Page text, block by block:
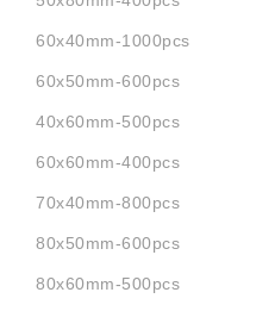
60x40mm-1000pcs
60x50mm-600pcs
40x60mm-500pcs
60x60mm-400pcs
70x40mm-800pcs
80x50mm-600pcs
80x60mm-500pcs